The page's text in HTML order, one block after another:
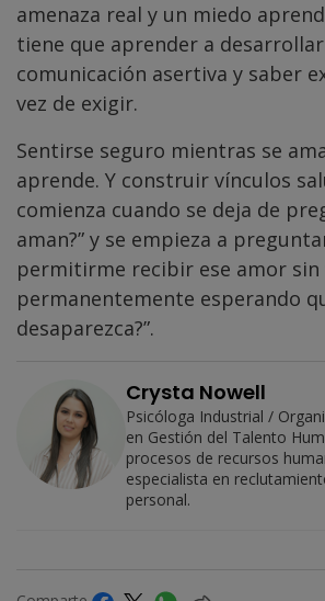
amenaza real y un miedo
tiene que aprender a
comunicación asertiva y saber
vez de exigir.
Sentirse seguro mientras se
aprende. Y construir vínculos
comienza cuando se deja de
aman?” y se empieza a
permitirme recibir ese amor sin
permanentemente esperando
desaparezca?”.
Crysta Nowell
Psicóloga Industrial /
en Gestión del Talento
procesos de recursos
especialista en
personal.